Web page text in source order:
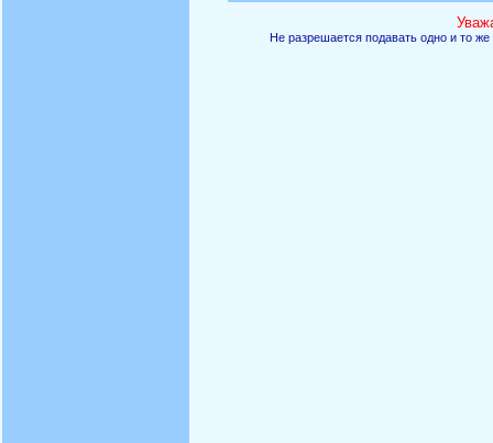
Не разрешается подавать одно и то